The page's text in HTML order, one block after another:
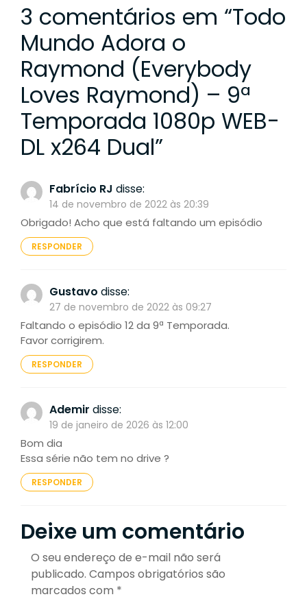
3 comentários em “Todo
Mundo Adora o
Raymond (Everybody
Loves Raymond) – 9ª
Temporada 1080p WEB-
DL x264 Dual”
Fabrício RJ disse:
14 de novembro de 2022 às 20:39
Obrigado! Acho que está faltando um episódio
RESPONDER
Gustavo disse:
27 de novembro de 2022 às 09:27
Faltando o episódio 12 da 9ª Temporada.
Favor corrigirem.
RESPONDER
Ademir disse:
19 de janeiro de 2026 às 12:00
Bom dia
Essa série não tem no drive ?
RESPONDER
Deixe um comentário
O seu endereço de e-mail não será
publicado. Campos obrigatórios são
marcados com *